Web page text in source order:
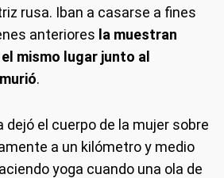
rusa. Iban a casarse a fines
anteriores la muestran
mismo lugar junto al
.
dejó el cuerpo de la mujer sobre
a un kilómetro y medio
yoga cuando una ola de